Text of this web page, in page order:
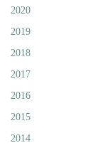
2020
2019
2018
2017
2016
2015
2014